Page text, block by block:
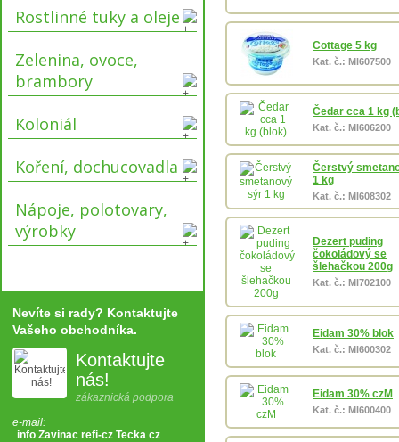
Cottage 5 kg
Kat. č.: Ml607500
Čedar cca 1 kg
Kat. č.: Ml606200
Čerstvý
1 kg
Kat. č.: Ml608302
Dezert puding
čokoládový se
šlehačkou 200g
Kat. č.: Ml702100
Eidam 30% blok
Kat. č.: Ml600302
Eidam 30% czM
Kat. č.: Ml600400
Rostlinné tuky a oleje
Zelenina, ovoce,
brambory
Koloniál
Koření, dochucovadla
Nápoje, polotovary,
výrobky
Nevíte si rady? Kontaktujte
Vašeho obchodníka.
Kontaktujte
nás!
zákaznická podpora
e-mail:
info Zavinac refi-cz Tecka cz